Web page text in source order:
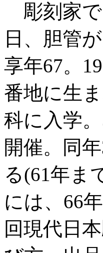
彫刻家で
日、胆管
享年67。
番地に生
科に入学
開催。同
る(61年ま
には、66
回現代日